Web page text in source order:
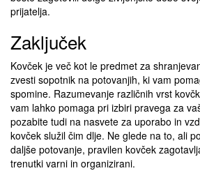
prijatelja.
Zaključek
Kovček je več kot le predmet za
zvesti sopotnik na potovanjih, ki vam
spomine. Razumevanje različnih vrst
vam lahko pomaga pri izbiri pravega za
pozabite tudi na nasvete za uporabo in
kovček služil čim dlje. Ne glede na to, ali
daljše potovanje, pravilen kovček
trenutki varni in organizirani.